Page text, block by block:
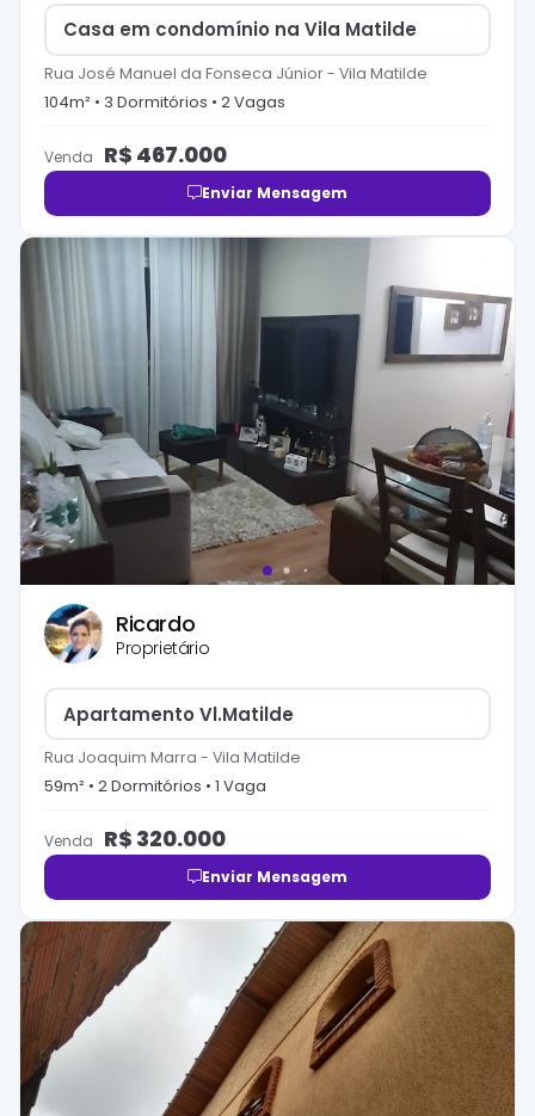
Casa em condomínio na Vila Matilde
Rua José Manuel da Fonseca Júnior- Vila Matilde
104m² • 3 Dormitórios • 2Vagas
Venda R$ 467.000
Enviar Mensagem
Ricardo
Proprietário
Apartamento Vl.Matilde
Rua Joaquim Marra - Vila Matilde
59m² • 2Dormitórios • 1 Vaga
Venda R$ 320.000
Enviar Mensagem